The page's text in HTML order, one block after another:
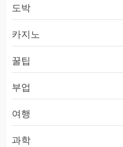
도박
카지노
꿀팁
부업
여행
과학